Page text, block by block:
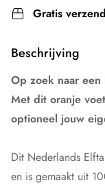
Gratis
Beschrijving
Op zoek naar
Met dit oranje
optioneel jouw
Dit Nederlands
en is gemaakt uit